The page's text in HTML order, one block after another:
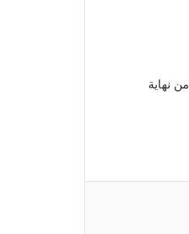
جولة من نهاية